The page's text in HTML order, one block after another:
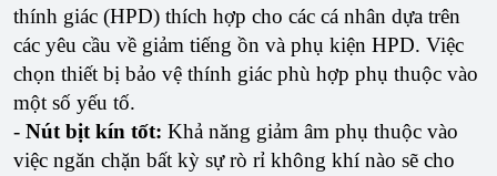
thính giác (HPD) thích hợp cho các cá nhân dựa trên
các yêu cầu về giảm tiếng ồn và phụ kiện HPD. Việc
chọn thiết bị bảo vệ thính giác phù hợp phụ thuộc vào
một số yếu tố.
- Nút bịt kín tốt: Khả năng giảm âm phụ thuộc vào
việc ngăn chặn bất kỳ sự rò rỉ không khí nào sẽ cho